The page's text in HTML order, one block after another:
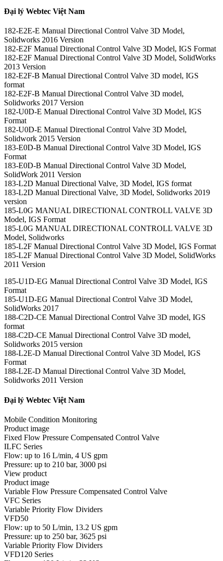
Đại lý Webtec Việt Nam
182-E2E-E Manual Directional Control Valve 3D Model,
Solidworks 2016 Version
182-E2F Manual Directional Control Valve 3D Model, IGS Format
182-E2F Manual Directional Control Valve 3D Model, SolidWorks
2013 Version
182-E2F-B Manual Directional Control Valve 3D model, IGS
format
182-E2F-B Manual Directional Control Valve 3D model,
Solidworks 2017 Version
182-U0D-E Manual Directional Control Valve 3D Model, IGS
Format
182-U0D-E Manual Directional Control Valve 3D Model,
Solidwork 2015 Version
183-E0D-B Manual Directional Control Valve 3D Model, IGS
Format
183-E0D-B Manual Directional Control Valve 3D Model,
SolidWork 2011 Version
183-L2D Manual Directional Valve, 3D Model, IGS format
183-L2D Manual Directional Valve, 3D Model, Solidworks 2019
version
185-L0G MANUAL DIRECTIONAL CONTROLL VALVE 3D
Model, IGS Format
185-L0G MANUAL DIRECTIONAL CONTROLL VALVE 3D
Model, Solidworks
185-L2F Manual Directional Control Valve 3D Model, IGS Format
185-L2F Manual Directional Control Valve 3D Model, SolidWorks
2011 Version
185-U1D-EG Manual Directional Control Valve 3D Model, IGS
Format
185-U1D-EG Manual Directional Control Valve 3D Model,
SolidWorks 2017
188-C2D-CE Manual Directional Control Valve 3D model, IGS
format
188-C2D-CE Manual Directional Control Valve 3D model,
Solidworks 2015 version
188-L2E-D Manual Directional Control Valve 3D Model, IGS
Format
188-L2E-D Manual Directional Control Valve 3D Model,
Solidworks 2011 Version
Đại lý Webtec Việt Nam
Mobile Condition Monitoring
Product image
Fixed Flow Pressure Compensated Control Valve
ILFC Series
Flow: up to 16 L/min, 4 US gpm
Pressure: up to 210 bar, 3000 psi
View product
Product image
Variable Flow Pressure Compensated Control Valve
VFC Series
Variable Priority Flow Dividers
VFD50
Flow: up to 50 L/min, 13.2 US gpm
Pressure: up to 250 bar, 3625 psi
Variable Priority Flow Dividers
VFD120 Series